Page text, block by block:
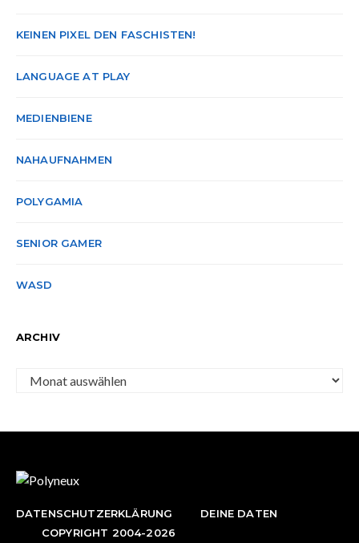
KEINEN PIXEL DEN FASCHISTEN!
LANGUAGE AT PLAY
MEDIENBIENE
NAHAUFNAHMEN
POLYGAMIA
SENIOR GAMER
WASD
ARCHIV
Archiv
DATENSCHUTZERKLÄRUNG
DEINE DATEN
COPYRIGHT 2004-2026